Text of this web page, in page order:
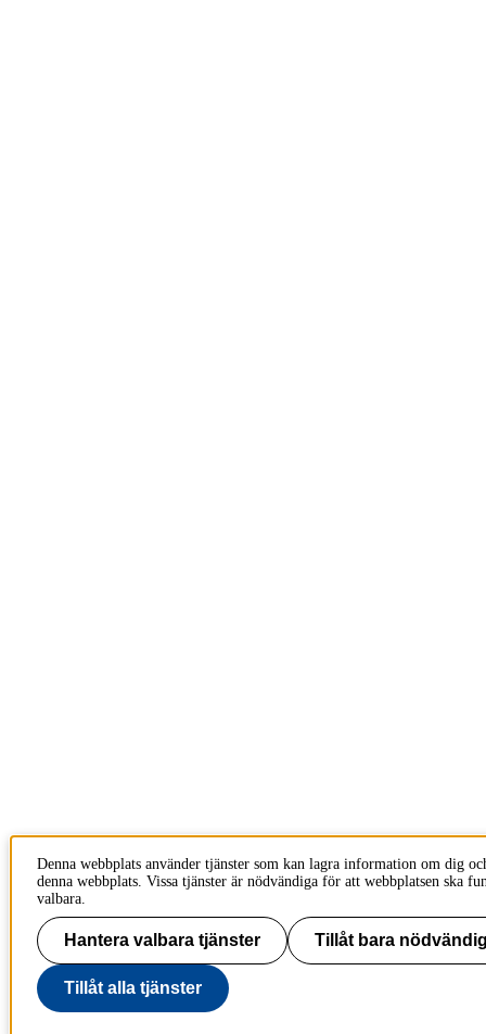
Denna webbplats använder tjänster som kan lagra information om dig
denna webbplats. Vissa tjänster är nödvändiga för att webbplatsen ska
valbara.
Hantera valbara tjänster Tillåt bara
Tillåt alla tjänster